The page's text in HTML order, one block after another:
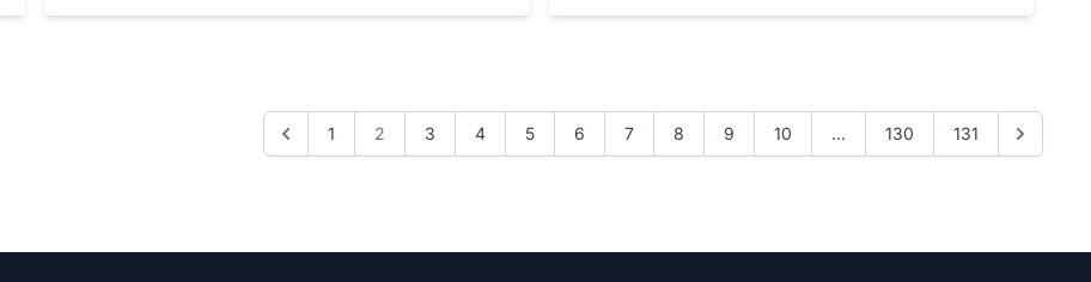
1 2 3 4 5 6 7 8 9 10 ... 130 131